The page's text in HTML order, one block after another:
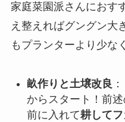
家庭菜園派さんにおす
え整えればグングン大
もプランターより少な
畝作りと土壌改良
からスタート！前
前に入れて耕して